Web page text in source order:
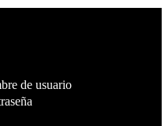
de usuario